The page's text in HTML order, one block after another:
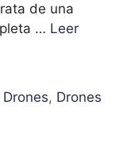
de una
… Leer
, Drones